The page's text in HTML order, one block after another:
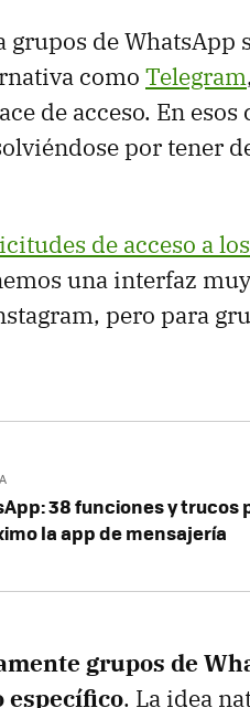
grupos de WhatsApp
como Telegram
de acceso. En esos
por tener
de acceso a
una interfaz
pero para
38 funciones y trucos
la app de mensajería
grupos de
específico. La idea